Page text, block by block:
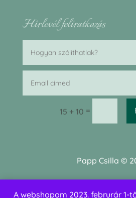
A webshopom 2023. februrár
Hírlevél feliratkozás
15 + 10 =
Papp Csilla ©
Web:Barabilla